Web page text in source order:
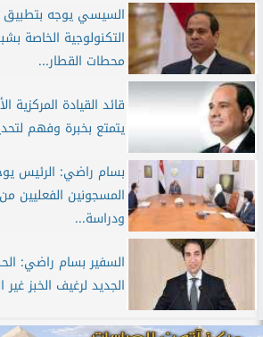
السيسي يوجه بتطبيق
التكنولوجية الخاصة
محطات القطار...
قائد القيادة
يتمتع بخبرة وفهم
بسام راضي: الرئيس
المسجونين الفعليين
ودراسة...
السفير بسام راضي:
الجديد لرغيف الخبز